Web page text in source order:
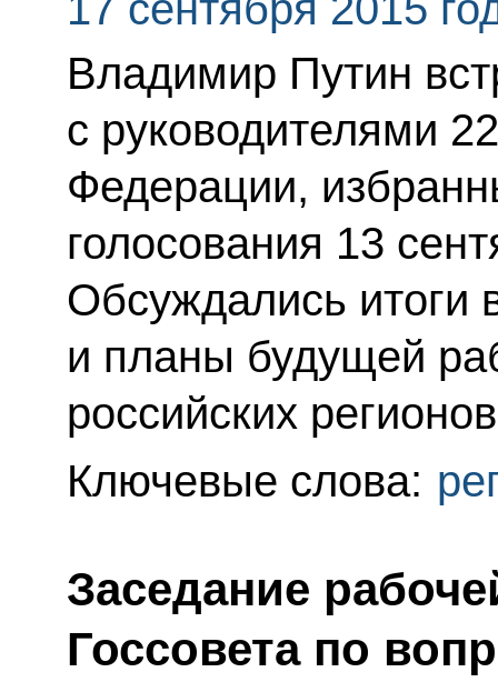
Владимир Путин
с руководителями
Федерации,
голосования 13
Обсуждались итоги
и планы будущей
российских
Ключевые слова:
Заседание
Госсовета по